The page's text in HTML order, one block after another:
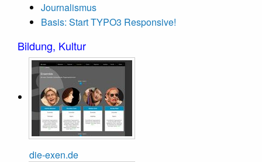
Journalismus
Basis: Start TYPO3 Responsive!
Bildung, Kultur
die-exen.de